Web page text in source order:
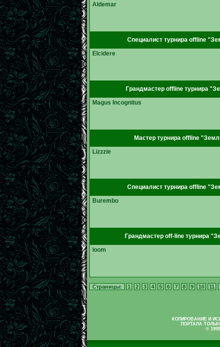
Aldemar
Специалист турнира offline
Elcidere
Грандмастер offline турнира
Magus Incognitus
Мастер турнира offline
Lizzzie
Специалист турнира offline
Burembo
Грандмастер off-line турнира
loom
Страницы: 1 2 3 4 5 6 7 8 9 10 11
КОПИРОВАНИЕ И
ПОРТАЛА
©